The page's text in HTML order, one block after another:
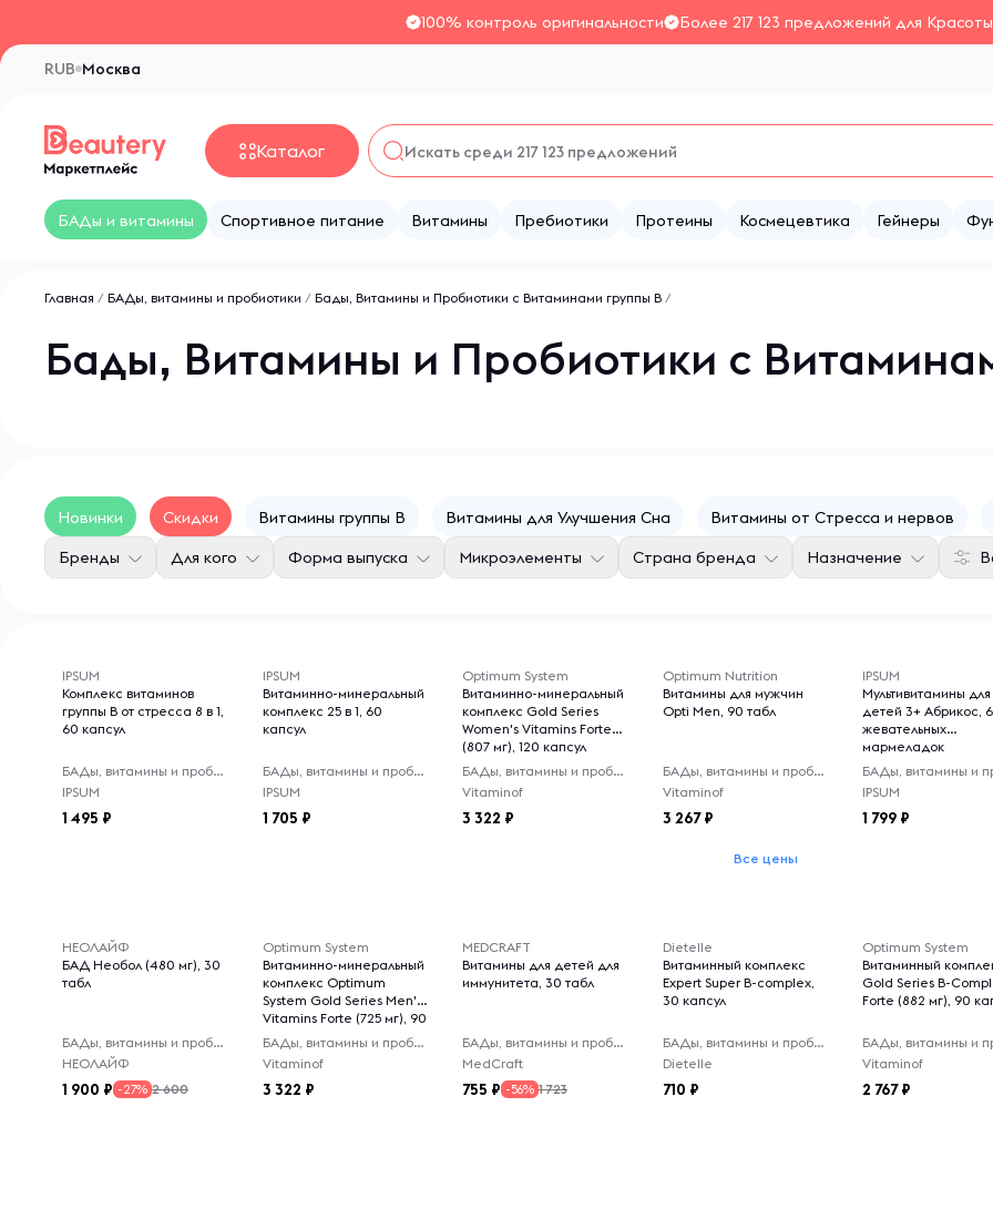
100% контроль оригинальности Более 217 123 предложений для
Москва
RUB
Каталог
БАДы и витамины Спортивное питание Витамины Пребиотики Протеины Космецевтика Гейнеры
Главная / БАДы, витамины и пробиотики / Бады, Витамины и Пробиотики с Витаминами группы B /
Бады, Витамины и Пробиотики с
Новинки Скидки Витамины группы B Витамины для Улучшения Сна Витамины от Стресса и нервов
Бренды Для кого Форма выпуска Микроэлементы Страна бренда Назначение
IPSUM
Комплекс витаминов
группы B от стресса 8 в 1,
60 капсул
БАДы, витамины и пробиотики
IPSUM
1 495
IPSUM
Витаминно-минеральный
комплекс 25 в 1, 60
капсул
БАДы, витамины и пробиотики
IPSUM
1 705
Optimum System
Витаминно-минеральный
комплекс Gold Series
Women's Vitamins Forte
(807 мг), 120 капсул
БАДы, витамины и пробиотики
Vitaminof
3 322
Optimum Nutrition
Витамины для мужчин
Opti Men, 90 табл
БАДы, витамины и пробиотики
Vitaminof
3 267
Все цены
IPSUM
Мультивитамины для
детей 3+ Абрикос,
жевательных
мармеладок
IPSUM
1 799
НЕОЛАЙФ
БАД Необол (480 мг), 30
табл
БАДы, витамины и пробиотики
НЕОЛАЙФ
1 900 -27% 2 600
Optimum System
Витаминно-минеральный
комплекс Optimum
System Gold Series Men's
Vitamins Forte (725 мг), 90
капсул
БАДы, витамины и пробиотики
Vitaminof
3 322
MEDCRAFT
Витамины для детей для
иммунитета, 30 табл
БАДы, витамины и пробиотики
MedCraft
755 -56% 1 723
Dietelle
Витаминный комплекс
Expert Super B-complex,
30 капсул
БАДы, витамины и пробиотики
Dietelle
710
Optimum System
Витаминный
Gold Series B-
Forte (882 мг), 90
Vitaminof
2 767